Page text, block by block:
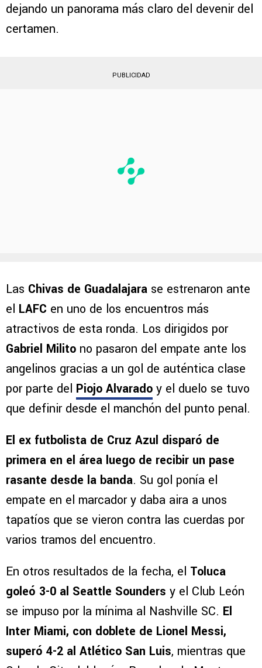
dejando un panorama más claro del devenir del
certamen.
PUBLICIDAD
Las Chivas de Guadalajara se estrenaron ante
el LAFC en uno de los encuentros más
atractivos de esta ronda. Los dirigidos por
Gabriel Milito no pasaron del empate ante los
angelinos gracias a un gol de auténtica clase
por parte del Piojo Alvarado y el duelo se tuvo
que definir desde el manchón del punto penal.
El ex futbolista de Cruz Azul disparó de
primera en el área luego de recibir un pase
rasante desde la banda. Su gol ponía el
empate en el marcador y daba aira a unos
tapatíos que se vieron contra las cuerdas por
varios tramos del encuentro.
En otros resultados de la fecha, el Toluca
goleó 3-0 al Seattle Sounders y el Club León
se impuso por la mínima al Nashville SC. El
Inter Miami, con doblete de Lionel Messi,
superó 4-2 al Atlético San Luis, mientras que